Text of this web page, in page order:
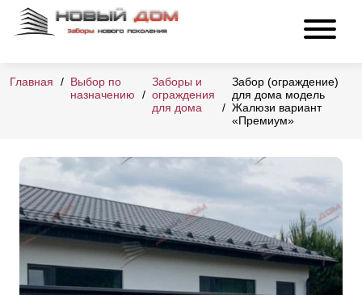
Главная
Выбор по
назначению
Заборы и
ограждения
для дома
Забор (ограждение)
для дома модель
Жалюзи вариант
«Премиум»